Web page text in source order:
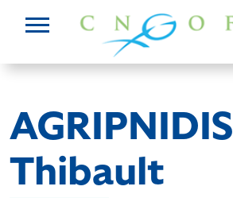
AGRIPNIDIS
Thibault